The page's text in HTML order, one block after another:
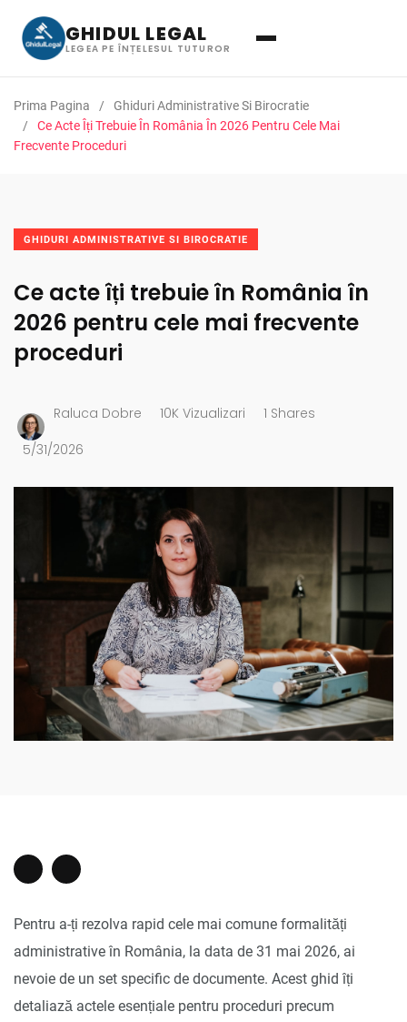
GHIDUL LEGAL
LEGEA PE ÎNȚELESUL TUTUROR
Prima Pagina
Ghiduri Administrative Si Birocratie
Ce Acte Îți Trebuie În România În 2026 Pentru Cele Mai
Frecvente Proceduri
GHIDURI ADMINISTRATIVE SI BIROCRATIE
Ce acte îți trebuie în România în
2026 pentru cele mai frecvente
proceduri
Raluca Dobre 10K Vizualizari 1 Shares
5/31/2026
Pentru a-ți rezolva rapid cele mai comune formalități
administrative în România, la data de 31 mai 2026, ai
nevoie de un set specific de documente. Acest ghid îți
detaliază actele esențiale pentru proceduri precum